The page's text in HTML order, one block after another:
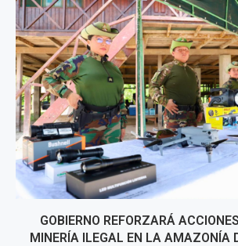
GOBIERNO REFORZARÁ
MINERÍA ILEGAL EN LA AMAZONÍA